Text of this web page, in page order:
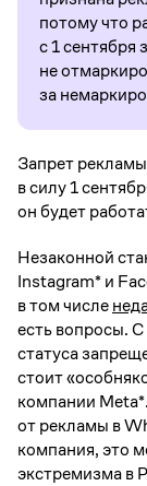
потому что
с 1 сентября
не
за
Запрет
в силу 1
он будет
Незаконной
Instagram* и
в том числе
есть вопросы.
статуса
стоит
компании
от рекламы в
компания, это
экстремизма в